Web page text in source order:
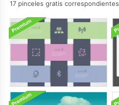
17 pinceles gratis correspondientes